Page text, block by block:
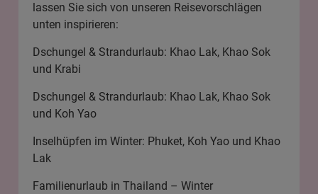
lassen Sie sich von unseren Reisevorschlägen
unten inspirieren:
Dschungel & Strandurlaub: Khao Lak, Khao Sok
und Krabi
Dschungel & Strandurlaub: Khao Lak, Khao Sok
und Koh Yao
Inselhüpfen im Winter: Phuket, Koh Yao und Khao
Lak
Familienurlaub in Thailand – Winter